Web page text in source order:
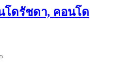
ดรัชดา, คอนโด